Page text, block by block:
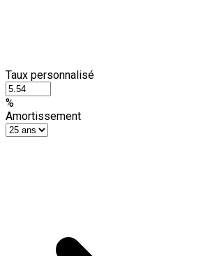
Taux personnalisé
%
Amortissement